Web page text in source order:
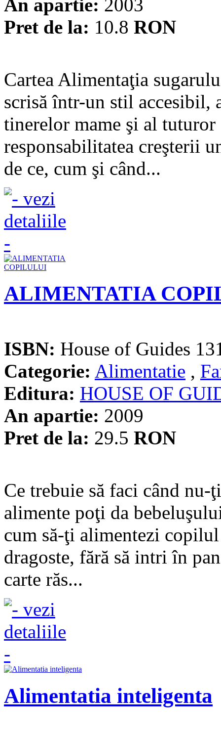
An apartie: 2003
Pret de la: 10.8 RON
Cartea Alimentaţia
scrisă într-un stil accesibil,
tinerelor mame şi al tuturor
responsabilitatea creşterii
de ce, cum şi când...
ALIMENTATIA
ISBN: House of Guides
Categorie: Alimentatie ,
Editura: HOUSE OF
An apartie: 2009
Pret de la: 29.5 RON
Ce trebuie să faci când
alimente poţi da
cum să-ţi alimentezi
dragoste, fără să intri în
carte răs...
Alimentatia inteligenta